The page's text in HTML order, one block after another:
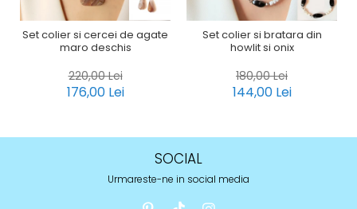
Set colier si cercei de agate
maro deschis
220,00 Lei
176,00 Lei
Set colier si bratara din
howlit si onix
180,00 Lei
144,00 Lei
SOCIAL
Urmareste-ne in social media